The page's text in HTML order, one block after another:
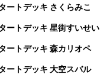
ートデッキ さくらみこ
ートデッキ 星街すいせい
ートデッキ 森カリオペ
ートデッキ 大空スバル